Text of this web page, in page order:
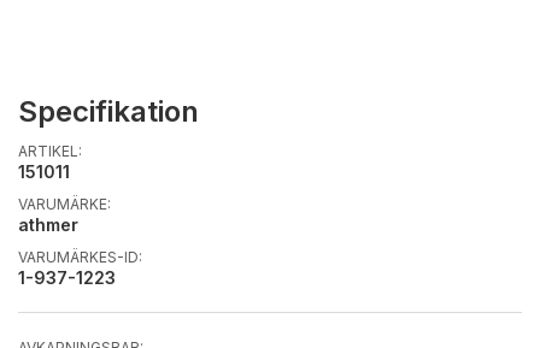
Specifikation
ARTIKEL:
151011
VARUMÄRKE:
athmer
VARUMÄRKES-ID:
1-937-1223